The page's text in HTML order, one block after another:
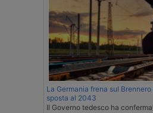
La Germania frena sul
sposta al 2043
Il Governo tedesco ha